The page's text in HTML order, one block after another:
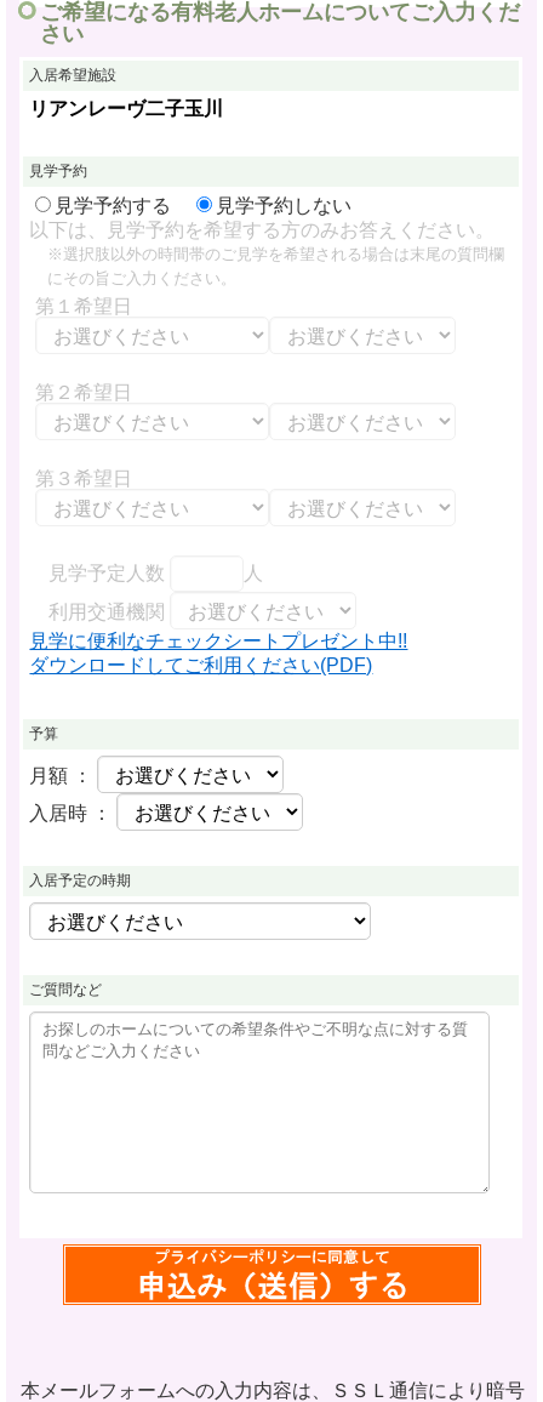
ご希望になる有料老人ホームについてご入力くだ
さい
入居希望施設
リアンレーヴ二子玉川
見学予約
見学予約する
見学予約しない
以下は、見学予約を希望する方のみお答えください。
※選択肢以外の時間帯のご見学を希望される場合は末尾の質問欄
にその旨ご入力ください。
第１希望日
第２希望日
第３希望日
見学予定人数
人
利用交通機関
見学に便利なチェックシートプレゼント中!!
ダウンロードしてご利用ください(PDF)
予算
月額 ：
入居時 ：
入居予定の時期
ご質問など
本メールフォームへの入力内容は、ＳＳＬ通信により暗号